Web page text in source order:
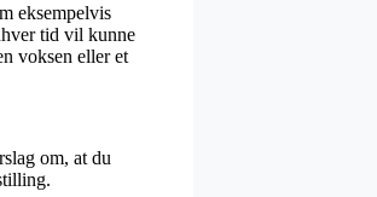
eksempelvis
tid vil kunne
voksen eller et
om, at du